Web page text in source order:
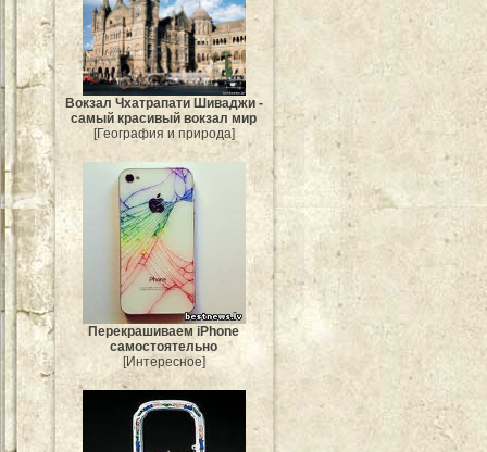
Вокзал Чхатрапати Шиваджи -
самый красивый вокзал мир
[География и природа]
Перекрашиваем iPhone
самостоятельно
[Интересное]